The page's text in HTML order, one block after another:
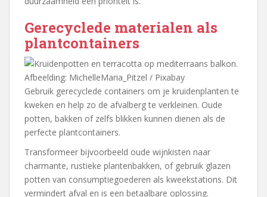
Gerecyclede materialen als
plantcontainers
Afbeelding: MichelleMaria_Pitzel / Pixabay
Gebruik gerecyclede containers om je kruidenplanten te
kweken en help zo de afvalberg te verkleinen. Oude
potten, bakken of zelfs blikken kunnen dienen als de
perfecte plantcontainers.
Transformeer bijvoorbeeld oude wijnkisten naar
charmante, rustieke plantenbakken, of gebruik glazen
potten van consumptiegoederen als kweekstations. Dit
vermindert afval en is een betaalbare oplossing.